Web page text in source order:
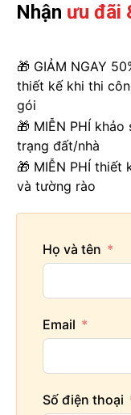
Nhận ưu đãi
🎁 GIẢM NGAY
thiết kế khi thi
gói
🎁 MIỄN PHÍ khảo
trạng đất/nhà
🎁 MIỄN PHÍ thiết
và tường rào
Họ và tên
Email
Số điện thoại